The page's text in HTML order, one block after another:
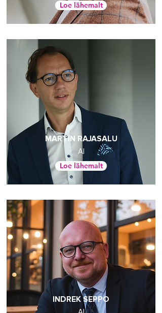
Loe lähemalt
AI
MARTIN RAJASALU
Loe lähemalt
INDREK SEPPO